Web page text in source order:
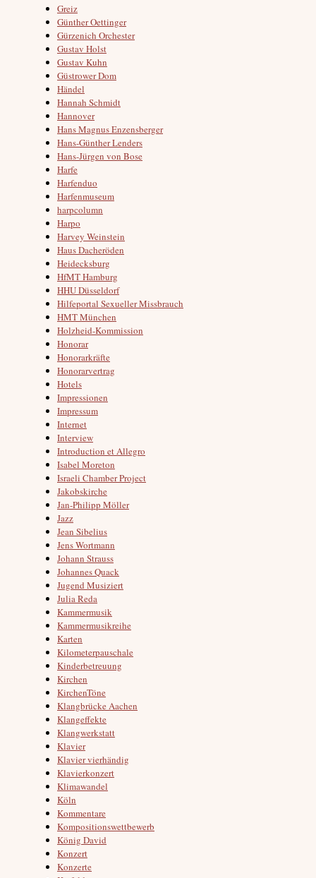
Greiz
Günther Oettinger
Gürzenich Orchester
Gustav Holst
Gustav Kuhn
Güstrower Dom
Händel
Hannah Schmidt
Hannover
Hans Magnus Enzensberger
Hans-Günther Lenders
Hans-Jürgen von Bose
Harfe
Harfenduo
Harfenmuseum
harpcolumn
Harpo
Harvey Weinstein
Haus Dacheröden
Heidecksburg
HfMT Hamburg
HHU Düsseldorf
Hilfeportal Sexueller Missbrauch
HMT München
Holzheid-Kommission
Honorar
Honorarkräfte
Honorarvertrag
Hotels
Impressionen
Impressum
Internet
Interview
Introduction et Allegro
Isabel Moreton
Israeli Chamber Project
Jakobskirche
Jan-Philipp Möller
Jazz
Jean Sibelius
Jens Wortmann
Johann Strauss
Johannes Quack
Jugend Musiziert
Julia Reda
Kammermusik
Kammermusikreihe
Karten
Kilometerpauschale
Kinderbetreuung
Kirchen
KirchenTöne
Klangbrücke Aachen
Klangeffekte
Klangwerkstatt
Klavier
Klavier vierhändig
Klavierkonzert
Klimawandel
Köln
Kommentare
Kompositionswettbewerb
König David
Konzert
Konzerte